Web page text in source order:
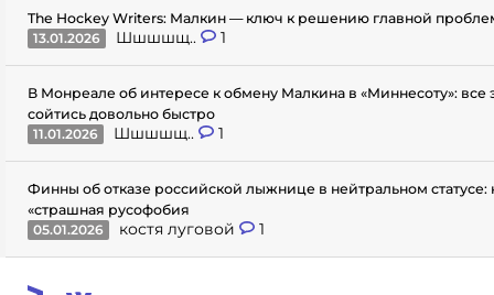
The Hockey Writers: Малкин — ключ к решению главной
13.01.2026
Шшшшщ.. 1
В Монреале об интересе к обмену Малкина в «Миннесоту»: все
сойтись довольно быстро
11.01.2026
Шшшшщ.. 1
Финны об отказе российской лыжнице в нейтральном статусе:
«страшная русофобия
05.01.2026
костя луговой 1